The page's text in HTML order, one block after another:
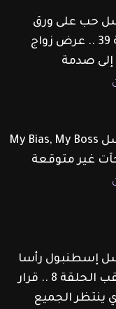
حب على ورق
الحلقة 39 .. عرض زواج
إلى صدمة
مسلسل My Bias, My Boss
غير متوقعة
إسطنبول رأسا
على عقب الحلقة 8 .. قرار
ينتظر الجميع